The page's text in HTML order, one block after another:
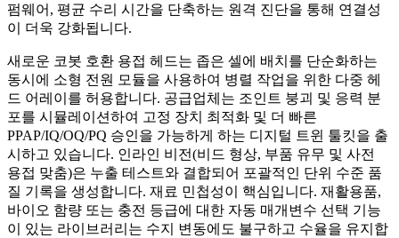
펌웨어, 평균 수리 시간을 단축하는 원격 진단을 통해 연결성
이 더욱 강화됩니다.
새로운 코봇 호환 용접 헤드는 좁은 셀에 배치를 단순화하는
동시에 소형 전원 모듈을 사용하여 병렬 작업을 위한 다중 헤
드 어레이를 허용합니다. 공급업체는 조인트 붕괴 및 응력 분
포를 시뮬레이션하여 고정 장치 최적화 및 더 빠른
PPAP/IQ/OQ/PQ 승인을 가능하게 하는 디지털 트윈 툴킷을 출
시하고 있습니다. 인라인 비전(비드 형상, 부품 유무 및 사전
용접 맞춤)은 누출 테스트와 결합되어 포괄적인 단위 수준 품
질 기록을 생성합니다. 재료 민첩성이 핵심입니다. 재활용품,
바이오 함량 또는 충전 등급에 대한 자동 매개변수 선택 기능
이 있는 라이브러리는 수지 변동에도 불구하고 수율을 유지합